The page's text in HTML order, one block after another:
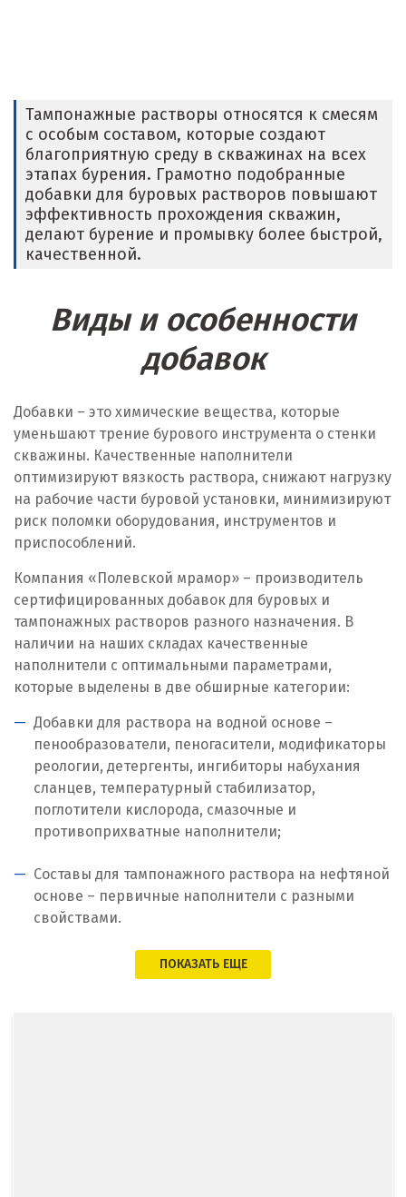
Ж
Жуковский
И
Иваново
Ижевск
Иркутск
К
Казань
Калуга
Каменск-Уральский
Камышево
Камышлов
Караганда
Качканар
Кемерово
Кировград
Тампонажные растворы относятся к смесям
с особым составом, которые создают
благоприятную среду в скважинах на всех
этапах бурения. Грамотно подобранные
добавки для буровых растворов повышают
эффективность прохождения скважин,
делают бурение и промывку более быстрой,
качественной.
Виды и особенности
добавок
Добавки – это химические вещества, которые
уменьшают трение бурового инструмента о стенки
скважины. Качественные наполнители
оптимизируют вязкость раствора, снижают нагрузку
на рабочие части буровой установки, минимизируют
риск поломки оборудования, инструментов и
приспособлений.
Компания «Полевской мрамор» – производитель
сертифицированных добавок для буровых и
тампонажных растворов разного назначения. В
наличии на наших складах качественные
наполнители с оптимальными параметрами,
которые выделены в две обширные категории:
Добавки для раствора на водной основе –
пенообразователи, пеногасители, модификаторы
реологии, детергенты, ингибиторы набухания
сланцев, температурный стабилизатор,
поглотители кислорода, смазочные и
противоприхватные наполнители;
Составы для тампонажного раствора на нефтяной
основе – первичные наполнители с разными
свойствами.
ПОКАЗАТЬ ЕЩЕ